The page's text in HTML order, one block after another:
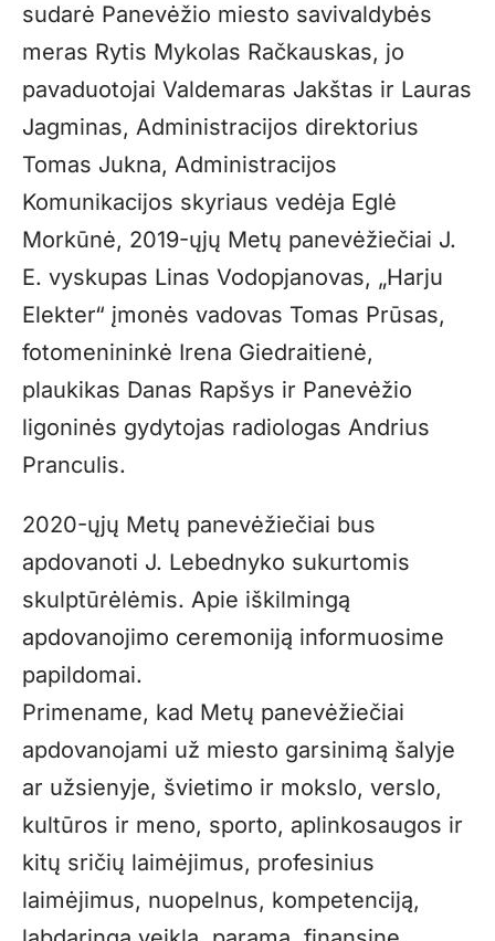
sudarė Panevėžio miesto savivaldybės
meras Rytis Mykolas Račkauskas, jo
pavaduotojai Valdemaras Jakštas ir Lauras
Jagminas, Administracijos direktorius
Tomas Jukna, Administracijos
Komunikacijos skyriaus vedėja Eglė
Morkūnė, 2019-ųjų Metų panevėžiečiai J.
E. vyskupas Linas Vodopjanovas, „Harju
Elekter“ įmonės vadovas Tomas Prūsas,
fotomenininkė Irena Giedraitienė,
plaukikas Danas Rapšys ir Panevėžio
ligoninės gydytojas radiologas Andrius
Pranculis.
2020-ųjų Metų panevėžiečiai bus
apdovanoti J. Lebednyko sukurtomis
skulptūrėlėmis. Apie iškilmingą
apdovanojimo ceremoniją informuosime
papildomai.
Primename, kad Metų panevėžiečiai
apdovanojami už miesto garsinimą šalyje
ar užsienyje, švietimo ir mokslo, verslo,
kultūros ir meno, sporto, aplinkosaugos ir
kitų sričių laimėjimus, profesinius
laimėjimus, nuopelnus, kompetenciją,